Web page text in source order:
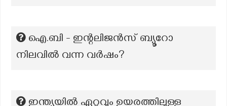
ഐ.ബി - ഇന്റലിജൻസ് ബ്യൂറോ
നിലവിൽ വന്ന വർഷം?